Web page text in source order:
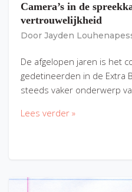
Camera’s in de
vertrouwelijkheid
Door Jayden
De afgelopen jaren is het
gedetineerden in de Extra
steeds vaker onderwerp
Lees verder »